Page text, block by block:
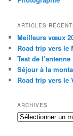
ARTICLES
Meilleurs vœux
Road trip vers le
Test de
Séjour à la
Road trip vers le
ARCHIVES
Archives